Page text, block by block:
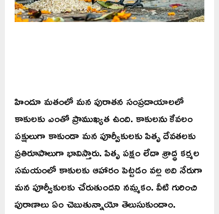
హిందూ మతంలో మన పురాతన సంప్రదాయాలలో
కాకులకు ఎంతో ప్రాముఖ్యత ఉంది. కాకులను కేవలం
పక్షులుగా కాకుండా మన పూర్వీకులకు పితృ దేవతలకు
ప్రతిరూపాలుగా భావిస్తారు. పితృ పక్షం లేదా శ్రాద్ధ కర్మల
సమయంలో కాకులకు ఆహారం పెట్టడం వల్ల అది నేరుగా
మన పూర్వీకులకు చేరుతుందని నమ్మకం. వీటి గురించి
పురాణాలు ఏం చెబుతున్నాయో తెలుసుకుందాం.